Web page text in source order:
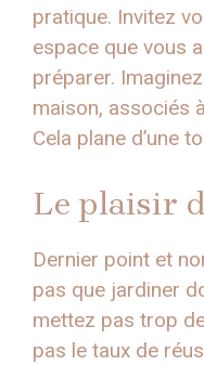
pratique. Invitez
espace que vous
préparer.
maison, associés
Cela plane d’une
Le plaisir
Dernier point et
pas que jardiner
mettez pas trop
pas le taux de